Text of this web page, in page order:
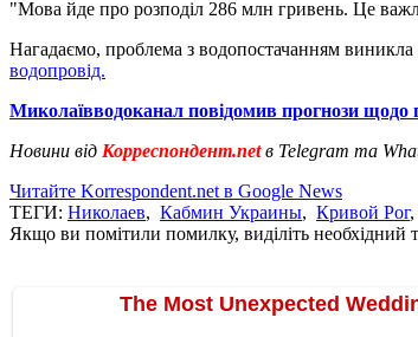
"Мова йде про розподіл 286 млн гривень. Це
Нагадаємо, проблема з водопостачанням виникла
водопровід.
Миколаївводоканал повідомив прогнози щодо
Новини від Корреспондент.netв Telegram та
Читайте Korrespondent.net в Google News
ТЕГИ: Николаев, Кабмин Украины, Кривой Рог,
Якщо ви помітили помилку, виділіть необхідний